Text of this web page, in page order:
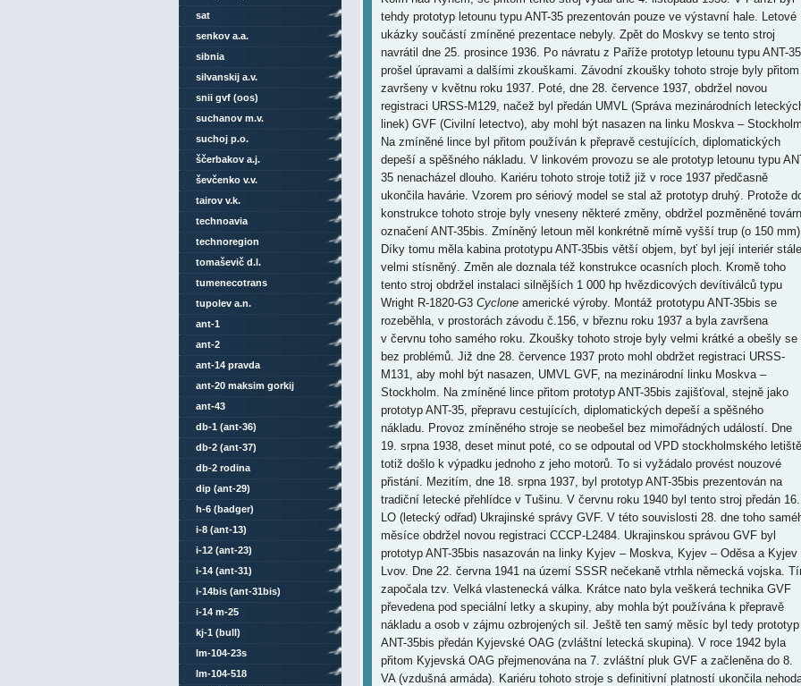
tehdy prototyp letounu typu ANT-35 prezentován pouze ve výstavní hale. Letové
ukázky součástí zmíněné prezentace nebyly. Zpět do Moskvy se tento stroj
navrátil dne 25. prosince 1936. Po návratu z Paříže prototyp letounu typu ANT-35
prošel úpravami a dalšími zkouškami. Závodní zkoušky tohoto stroje byly přitom
završeny v květnu roku 1937. Poté, dne 28. července 1937, obdržel novou
registraci URSS-M129, načež byl předán UMVL (Správa mezinárodních
linek) GVF (Civilní letectvo), aby mohl být nasazen na linku Moskva –
Na zmíněné lince byl přitom používán k přepravě cestujících, diplomatických
depeší a spěšného nákladu. V linkovém provozu se ale prototyp letounu typu
35 nenacházel dlouho. Kariéru tohoto stroje totiž již v roce 1937 předčasně
ukončila havárie. Vzorem pro sériový model se stal až prototyp druhý. Protože
konstrukce tohoto stroje byly vneseny některé změny, obdržel pozměněné
označení ANT-35bis. Zmíněný letoun měl konkrétně mírně vyšší trup (o 150
Díky tomu měla kabina prototypu ANT-35bis větší objem, byť byl její interiér stále
velmi stísněný. Změn ale doznala též konstrukce ocasních ploch. Kromě toho
tento stroj obdržel instalaci silnějších 1 000 hp hvězdicových devítiválců typu
Wright R-1820-G3 Cycloneamerické výroby. Montáž prototypu ANT-35bis se
rozeběhla, v prostorách závodu č.156, v březnu roku 1937 a byla završena
v červnu toho samého roku. Zkoušky tohoto stroje byly velmi krátké a obešly se
bez problémů. Již dne 28. července 1937 proto mohl obdržet registraci URSS-
M131, aby mohl být nasazen, UMVL GVF, na mezinárodní linku Moskva –
Stockholm. Na zmíněné lince přitom prototyp ANT-35bis zajišťoval, stejně jako
prototyp ANT-35, přepravu cestujících, diplomatických depeší a spěšného
nákladu. Provoz zmíněného stroje se neobešel bez mimořádných událostí. Dne
19. srpna 1938, deset minut poté, co se odpoutal od VPD stockholmského
totiž došlo k výpadku jednoho z jeho motorů. To si vyžádalo provést nouzové
přistání. Mezitím, dne 18. srpna 1937, byl prototyp ANT-35bis prezentován na
tradiční letecké přehlídce v Tušinu. V červnu roku 1940 byl tento stroj předán 16.
LO (letecký odřad) Ukrajinské správy GVF. V této souvislosti 28. dne toho
měsíce obdržel novou registraci CCCP-L2484. Ukrajinskou správou GVF byl
prototyp ANT-35bis nasazován na linky Kyjev – Moskva, Kyjev – Oděsa a Kyjev
Lvov. Dne 22. června 1941 na území SSSR nečekaně vtrhla německá vojska.
započala tzv. Velká vlastenecká válka. Krátce nato byla veškerá technika GVF
převedena pod speciální letky a skupiny, aby mohla být používána k přepravě
nákladu a osob v zájmu ozbrojených sil. Ještě ten samý měsíc byl tedy prototyp
ANT-35bis předán Kyjevské OAG (zvláštní letecká skupina). V roce 1942 byla
přitom Kyjevská OAG přejmenována na 7. zvláštní pluk GVF a začleněna do 8.
VA (vzdušná armáda). Kariéru tohoto stroje s definitivní platností ukončila
sat
senkov a.a.
sibnia
silvanskij a.v.
snii gvf (oos)
suchanov m.v.
suchoj p.o.
ščerbakov a.j.
ševčenko v.v.
tairov v.k.
technoavia
technoregion
tomaševič d.l.
tumenecotrans
tupolev a.n.
ant-1
ant-2
ant-14 pravda
ant-20 maksim gorkij
ant-43
db-1 (ant-36)
db-2 (ant-37)
db-2 rodina
dip (ant-29)
h-6 (badger)
i-8 (ant-13)
i-12 (ant-23)
i-14 (ant-31)
i-14bis (ant-31bis)
i-14 m-25
kj-1 (bull)
lm-104-23s
lm-104-518